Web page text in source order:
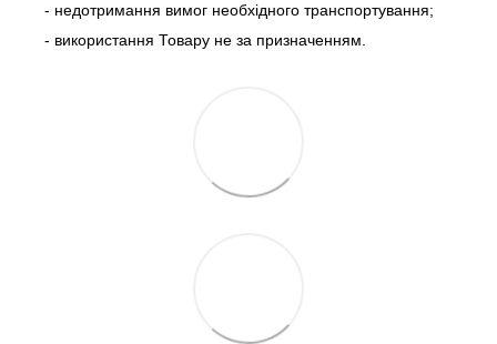
- недотримання вимог необхідного транспортування;
- використання Товару не за призначенням.